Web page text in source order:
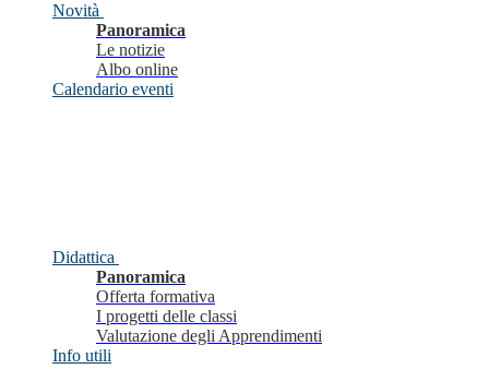
Novità
Panoramica
Le notizie
Albo online
Calendario eventi
Didattica
Panoramica
Offerta formativa
I progetti delle classi
Valutazione degli Apprendimenti
Info utili